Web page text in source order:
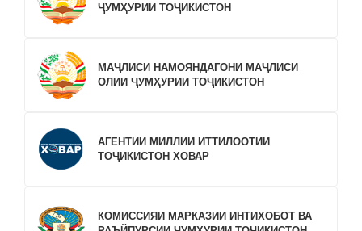
ҶУМҲУРИИ ТОҶИКИСТОН
МАҶЛИСИ НАМОЯНДАГОНИ МАҶЛИСИ
ОЛИИ ҶУМҲУРИИ ТОҶИКИСТОН
АГЕНТИИ МИЛЛИИ ИТТИЛООТИИ
ТОҶИКИСТОН ХОВАР
КОМИССИЯИ МАРКАЗИИ ИНТИХОБОТ ВА